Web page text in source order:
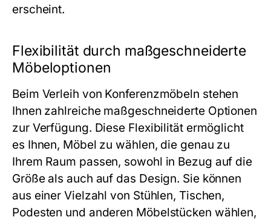
erscheint.
Flexibilität durch maßgeschneiderte
Möbeloptionen
Beim Verleih von Konferenzmöbeln stehen
Ihnen zahlreiche maßgeschneiderte Optionen
zur Verfügung. Diese Flexibilität ermöglicht
es Ihnen, Möbel zu wählen, die genau zu
Ihrem Raum passen, sowohl in Bezug auf die
Größe als auch auf das Design. Sie können
aus einer Vielzahl von Stühlen, Tischen,
Podesten und anderen Möbelstücken wählen,